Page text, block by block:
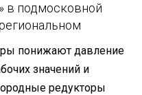
в подмосковной
понижают давление
значений и
редукторы